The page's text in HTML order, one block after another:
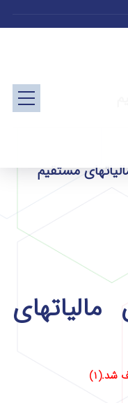
قانون مالیاتهای
شد.(1)